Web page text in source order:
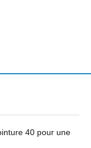
40 pour une